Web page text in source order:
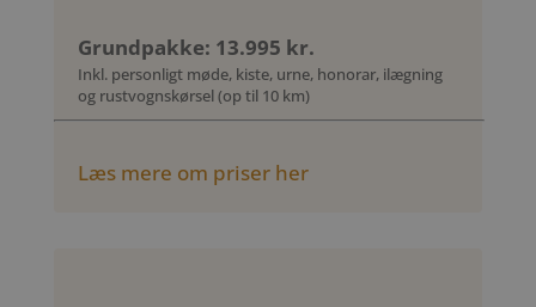
Grundpakke: 13.995 kr.
Inkl. personligt møde, kiste, urne, honorar, ilægning
og rustvognskørsel (op til 10 km)
Læs mere om priser her